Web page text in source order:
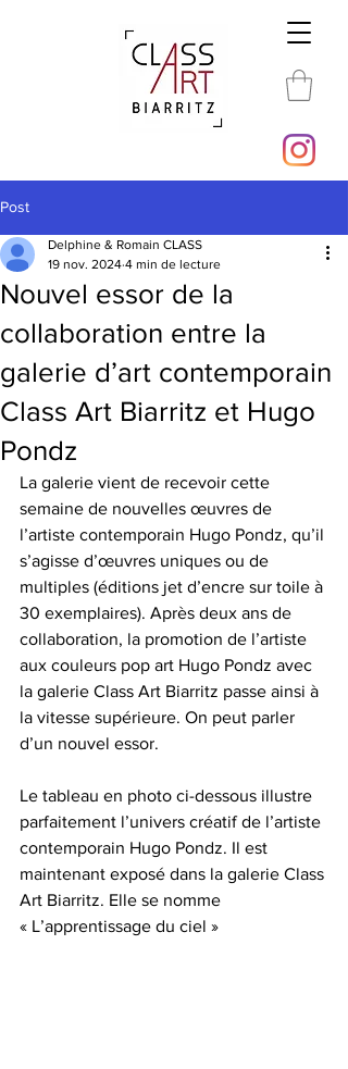
Post
Nouvel essor de la
collaboration entre la
galerie d’art contemporain
Class Art Biarritz et Hugo
Pondz
Delphine & Romain CLASS
19 nov. 2024 4 min de lecture
La galerie vient de recevoir cette
semaine de nouvelles œuvres de
l’artiste contemporain Hugo Pondz, qu’il
s’agisse d’œuvres uniques ou de
multiples (éditions jet d’encre sur toile à
30 exemplaires). Après deux ans de
collaboration, la promotion de l’artiste
aux couleurs pop art Hugo Pondz avec
la galerie Class Art Biarritz passe ainsi à
la vitesse supérieure. On peut parler
d’un nouvel essor.
Le tableau en photo ci-dessous illustre
parfaitement l’univers créatif de l’artiste
contemporain Hugo Pondz. Il est
maintenant exposé dans la galerie Class
Art Biarritz. Elle se nomme
« L’apprentissage du ciel »